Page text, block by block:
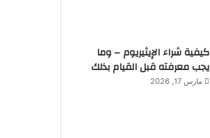
كيفية شراء الإيثيريوم – وما
يجب معرفته قبل القيام بذلك
مارس 17, 2026